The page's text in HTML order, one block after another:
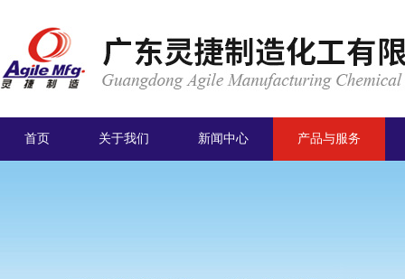
首页 关于我们 新闻中心 产品与服务